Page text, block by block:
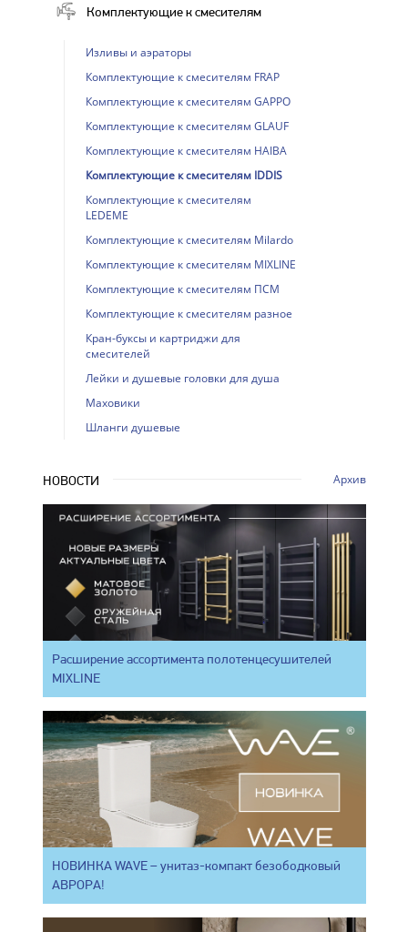
Комплектующие к смесителям
Изливы и аэраторы
Комплектующие к смесителям FRAP
Комплектующие к смесителям GAPPO
Комплектующие к смесителям GLAUF
Комплектующие к смесителям HAIBA
Комплектующие к смесителям IDDIS
Комплектующие к смесителям
LEDEME
Комплектующие к смесителям Milardo
Комплектующие к смесителям MIXLINE
Комплектующие к смесителям ПСМ
Комплектующие к смесителям разное
Кран-буксы и картриджи для
смесителей
Лейки и душевые головки для душа
Маховики
Шланги душевые
НОВОСТИ Архив
Расширение ассортимента полотенцесушителей
MIXLINE
НОВИНКА WAVE – унитаз-компакт безободковый
АВРОРА!